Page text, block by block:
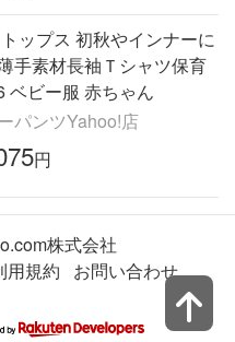
ップス 初秋やインナーに
手素材長袖Ｔシャツ保育
園 0356 ベビー服 赤ちゃん
パンツYahoo!店
円
株式会社
用規約 お問い合わせ